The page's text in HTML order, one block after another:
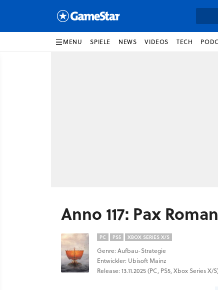
MENU SPIELE NEWS VIDEOS TECH
Anno 117: Pax
PC PS5 XBOX SERIES X/S
Genre: Aufbau-Strategie
Entwickler: Ubisoft Mainz
Release: 13.11.2025 (PC, PS5, Xbox Series X/